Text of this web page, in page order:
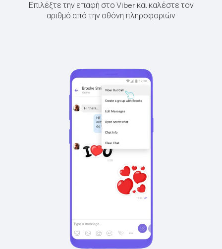
Επιλέξτε την επαφή στο Viber και καλέστε τον
αριθμό από την οθόνη πληροφοριών